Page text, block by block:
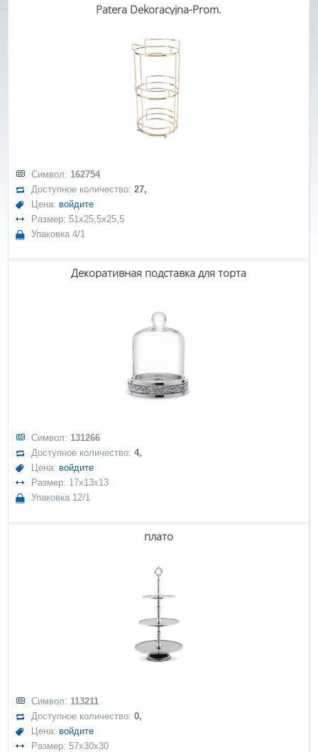
Patera Dekoracyjna-Prom.
Символ: 162754
Доступное количество:27,
Цена: войдите
Размер: 51x25,5x25,5
Упаковка 4/1
Декоративная подставка для торта
Символ: 131266
Доступное количество:4,
Цена: войдите
Размер: 17x13x13
Упаковка 12/1
плато
Символ: 113211
Доступное количество:0,
Цена: войдите
Размер: 57x30x30